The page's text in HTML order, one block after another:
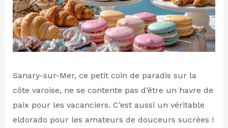
Sanary-sur-Mer, ce petit coin de paradis sur la
côte varoise, ne se contente pas d’être un havre de
paix pour les vacanciers. C’est aussi un véritable
eldorado pour les amateurs de douceurs sucrées !